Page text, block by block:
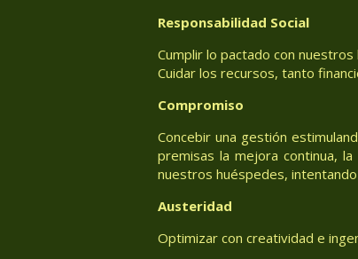
Responsabilidad Social
Cumplir lo pactado con
Cuidar los recursos, tanto
Compromiso
Concebir una gestión
premisas la mejora continua,
nuestros huéspedes,
Austeridad
Optimizar con creatividad e